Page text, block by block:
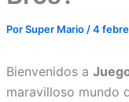
PorSuper Mario /4
Bienvenidos a
maravilloso mundo